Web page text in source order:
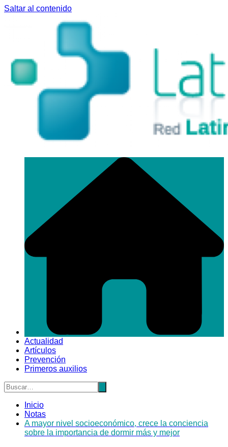
Saltar al contenido
Actualidad
Artículos
Prevención
Primeros auxilios
Inicio
Notas
A mayor nivel socioeconómico, crece la conciencia
sobre la importancia de dormir más y mejor